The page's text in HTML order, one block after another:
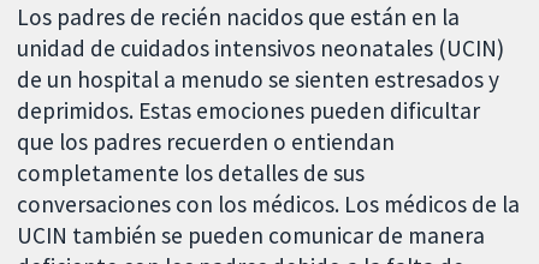
Los padres de recién nacidos que están en la
unidad de cuidados intensivos neonatales (UCIN)
de un hospital a menudo se sienten estresados y
deprimidos. Estas emociones pueden dificultar
que los padres recuerden o entiendan
completamente los detalles de sus
conversaciones con los médicos. Los médicos de la
UCIN también se pueden comunicar de manera